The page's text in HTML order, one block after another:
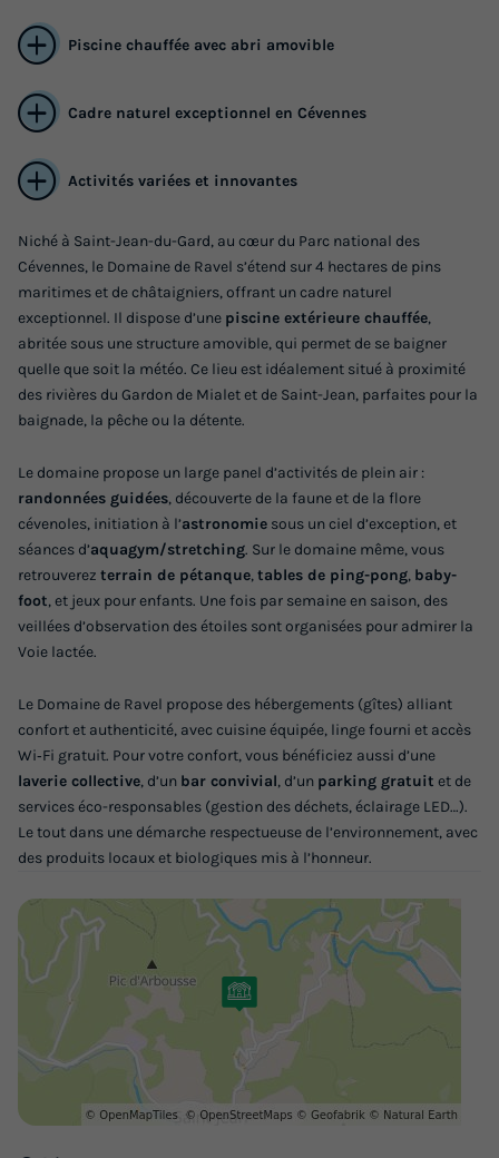
GÎTE 6 personnes - deux chambres
Annulation gratuite
Surface
42m²
Adultes
6
Chambres
2
Salle de bain
1
Barbecue Cafetière Lave-vaisselle Réfrigérateur
Salon de jardin
+ 2
GÎTE 6 personnes - deux chambres
du09/10/2026au 16/10/2026
Meilleur prix pour 7 nuits
Modifier les dates
504 €
GÎTE 6 personnes - Gîte 2 chambres avec
clim
Annulation gratuite
Surface Adultes
Voir le plan 2D Climatisation Animaux autorisés *
Piscine chauffée avec abri amovible
Cadre naturel exceptionnel en Cévennes
Activités variées et innovantes
Niché à Saint-Jean-du-Gard, au cœur du Parc national des
Cévennes, le Domaine de Ravel s’étend sur 4 hectares de pins
maritimes et de châtaigniers, offrant un cadre naturel
exceptionnel. Il dispose d’une piscine extérieure chauffée,
abritée sous une structure amovible, qui permet de se baigner
quelle que soit la météo. Ce lieu est idéalement situé à proximité
des rivières du Gardon de Mialet et de Saint-Jean, parfaites pour la
baignade, la pêche ou la détente.
Le domaine propose un large panel d’activités de plein air :
randonnées guidées, découverte de la faune et de la flore
cévenoles, initiation à l’astronomie sous un ciel d’exception, et
séances d’aquagym/stretching. Sur le domaine même, vous
retrouverez terrain de pétanque,tables de ping-pong, baby-
foot, et jeux pour enfants. Une fois par semaine en saison, des
veillées d’observation des étoiles sont organisées pour admirer la
Voie lactée.
Le Domaine de Ravel propose des hébergements (gîtes) alliant
confort et authenticité, avec cuisine équipée, linge fourni et accès
Wi‑Fi gratuit. Pour votre confort, vous bénéficiez aussi d’une
laverie collective, d’un bar convivial, d’un parking gratuit et de
services éco-responsables (gestion des déchets, éclairage LED…).
Le tout dans une démarche respectueuse de l’environnement, avec
des produits locaux et biologiques mis à l’honneur.